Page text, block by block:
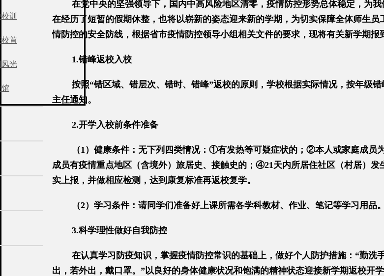
在党中央的坚强领导下，国内中高风险地区清零，疫情防控形势总体稳定，为
在经历了短暂的假期休整，也将以崭新的姿态迎来新的学期，为切实保障全体师生
情防控的安全防线，根据省市疫情防控领导小组相关文件的要求，现将有关新学期报
1.错峰返校入校
按照“错区域、错层次、错时、错峰”返校的原则，学校根据实际情况，按年级
主任通知。
2.开学入校前条件准备
（1）健康条件：无下列四类情况：①有发热等可疑症状的；②本人或家庭成员
成员有疫情重点地区（含境外）旅居史、接触史的；④21天内所居住社区（村居）发
实上报，并做相应检测，达到康复标准再返校复学。
（2）学习条件：请同学们准备好上课所需各学科教材、作业、笔记等学习用品。
3.科学理性做好自我防控
在认真学习防疫知识，掌握疫情防控常识的基础上，做好个人防护措施：“勤洗
出，若外出，戴口罩。”以良好的身体健康状况和饱满的精神状态迎接新学期返校开学
训
首
光